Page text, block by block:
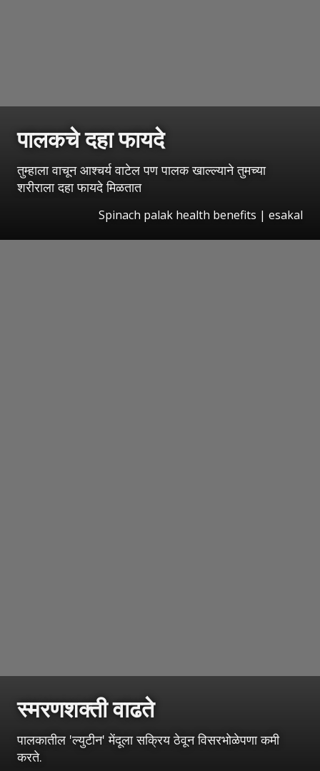
पालकचे दहा फायदे
तुम्हाला वाचून आश्चर्य वाटेल पण पालक खाल्ल्याने तुमच्या
शरीराला दहा फायदे मिळतात
Spinach palak health benefits | esakal
स्मरणशक्ती वाढते
पालकातील 'ल्युटीन' मेंदूला सक्रिय ठेवून विसरभोळेपणा कमी
करते.